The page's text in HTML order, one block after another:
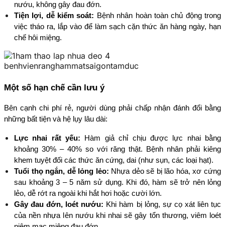
nướu, không gây đau đớn.
Tiện lợi, dễ kiểm soát: Bệnh nhân hoàn toàn chủ động trong
việc tháo ra, lắp vào để làm sạch cặn thức ăn hàng ngày, hạn
chế hôi miệng.
Một số hạn chế cần lưu ý
Bên cạnh chi phí rẻ, người dùng phải chấp nhận đánh đổi bằng
những bất tiện và hệ lụy lâu dài:
Lực nhai rất yếu: Hàm giả chỉ chịu được lực nhai bằng
khoảng 30% – 40% so với răng thật. Bệnh nhân phải kiêng
khem tuyệt đối các thức ăn cứng, dai (như sụn, các loại hạt).
Tuổi thọ ngắn, dễ lỏng lẻo: Nhựa dẻo sẽ bị lão hóa, xơ cứng
sau khoảng 3 – 5 năm sử dụng. Khi đó, hàm sẽ trở nên lỏng
lẻo, dễ rớt ra ngoài khi hắt hơi hoặc cười lớn.
Gây đau đớn, loét nướu: Khi hàm bị lỏng, sự cọ xát liên tục
của nền nhựa lên nướu khi nhai sẽ gây tổn thương, viêm loét